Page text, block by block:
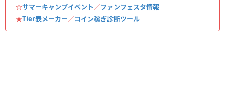
☆サマーキャンプイベント／ファンフェスタ情報
★Tier表メーカー／コイン稼ぎ診断ツール